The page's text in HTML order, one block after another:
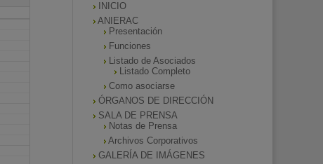
INICIO
ANIERAC
Presentación
Funciones
Listado de Asociados
Listado Completo
Como asociarse
ÓRGANOS DE DIRECCIÓN
SALA DE PRENSA
Notas de Prensa
Archivos Corporativos
GALERÍA DE IMÁGENES